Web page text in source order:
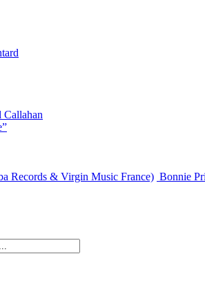
Records & Virgin Music France) Bonnie